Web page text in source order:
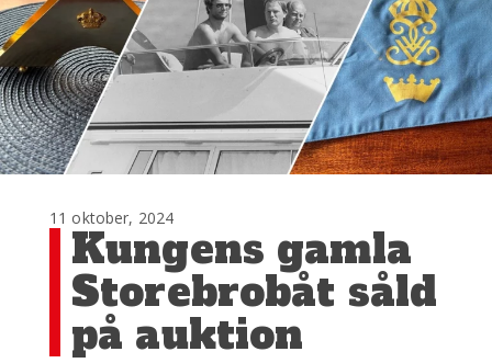
11 oktober, 2024
Kungens gamla
Storebrobåt såld
på auktion